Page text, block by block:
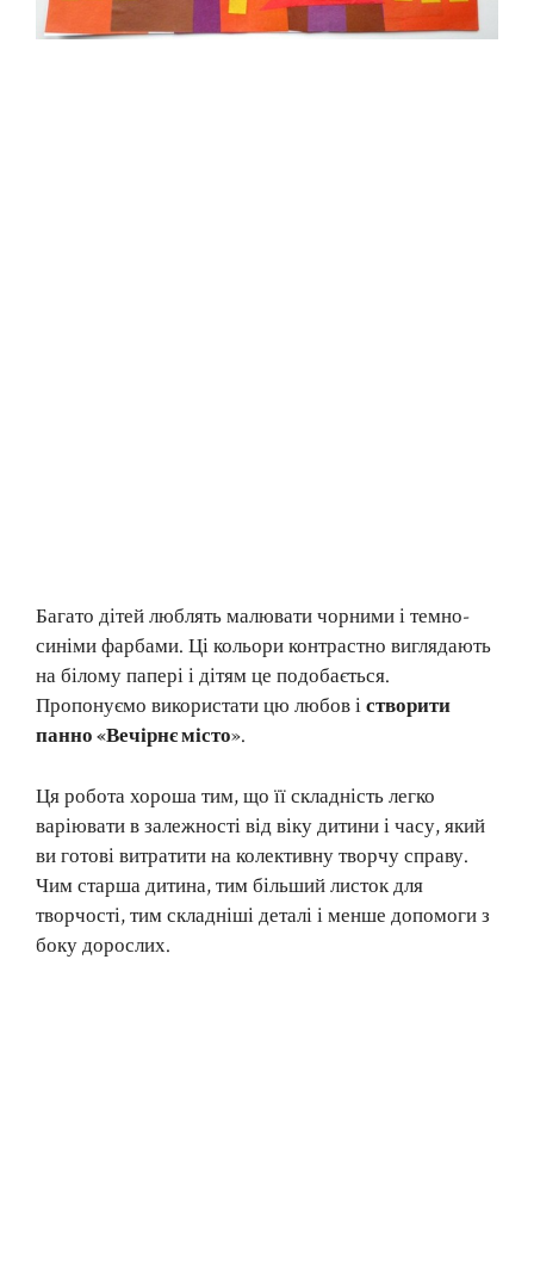
Багато дітей люблять малювати чорними і темно-
синіми фарбами. Ці кольори контрастно виглядають
на білому папері і дітям це подобається.
Пропонуємо використати цю любов істворити
панно «Вечірнє місто».
Ця робота хороша тим, що її складність легко
варіювати в залежності від віку дитини і часу, який
ви готові витратити на колективну творчу справу.
Чим старша дитина, тим більший листок для
творчості, тим складніші деталі і менше допомоги з
боку дорослих.